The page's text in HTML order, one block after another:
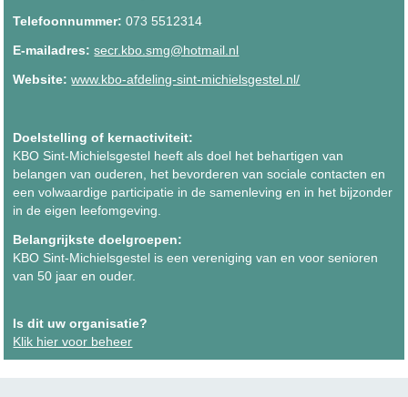
Telefoonnummer: 073 5512314
E-mailadres: secr.kbo.smg@hotmail.nl
Website: www.kbo-afdeling-sint-michielsgestel.nl/
Doelstelling of kernactiviteit:
KBO Sint-Michielsgestel heeft als doel het behartigen van
belangen van ouderen, het bevorderen van sociale contacten en
een volwaardige participatie in de samenleving en in het bijzonder
in de eigen leefomgeving.
Belangrijkste doelgroepen:
KBO Sint-Michielsgestel is een vereniging van en voor senioren
van 50 jaar en ouder.
Is dit uw organisatie?
Klik hier voor beheer